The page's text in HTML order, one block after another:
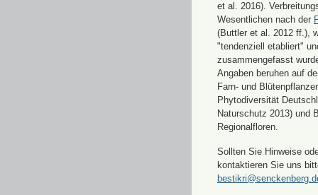
et al. 2016).
Wesentlichen nach der
(Buttler et al. 2012 ff.),
"tendenziell etabliert"
zusammengefasst
Angaben beruhen auf
Farn- und
Phytodiversität
Naturschutz 2013) und
Regionalfloren.
Sollten Sie Hinweise
kontaktieren Sie uns